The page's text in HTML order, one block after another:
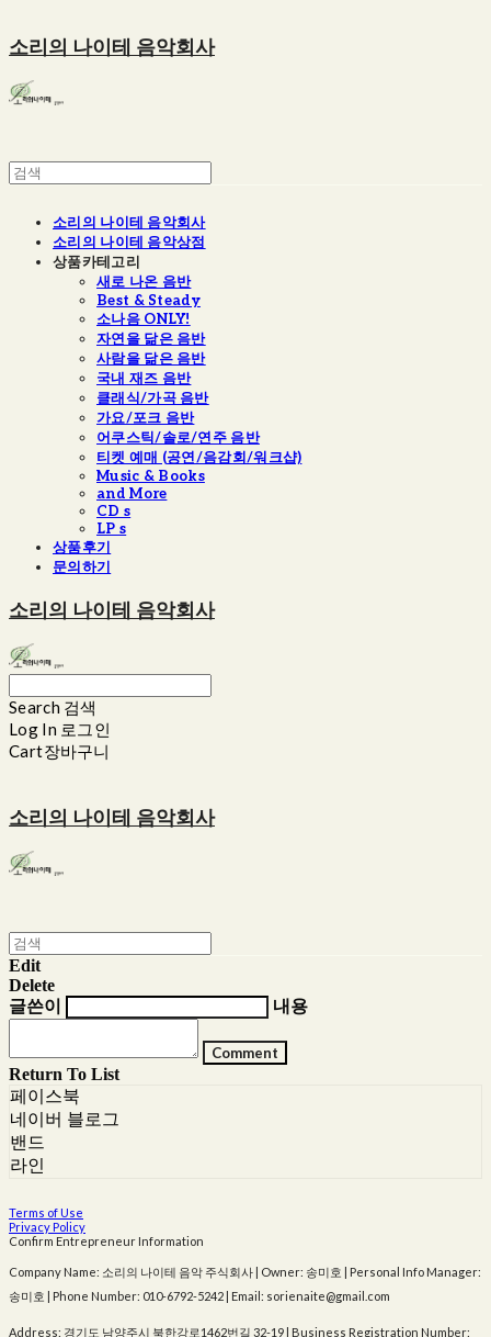
소리의 나이테 음악회사
소리의 나이테 음악회사
소리의 나이테 음악상점
상품카테고리
새로 나온 음반
Best & Steady
소나음 ONLY!
자연을 닮은 음반
사람을 닮은 음반
국내 재즈 음반
클래식/가곡 음반
가요/포크 음반
어쿠스틱/솔로/연주 음반
티켓 예매 (공연/음감회/워크샵)
Music & Books
and More
CD s
LP s
상품후기
문의하기
소리의 나이테 음악회사
Search 검색
Log In 로그인
Cart장바구니
소리의 나이테 음악회사
Edit
Delete
글쓴이
내용
Comment
Return To List
페이스북
네이버 블로그
밴드
라인
Terms of Use
Privacy Policy
Confirm Entrepreneur Information
Company Name: 소리의 나이테 음악 주식회사 | Owner: 송미호 | Personal Info Manager:
송미호 | Phone Number: 010-6792-5242 | Email: sorienaite@gmail.com
Address: 경기도 남양주시 북한강로1462번길 32-19 | Business Registration Number: